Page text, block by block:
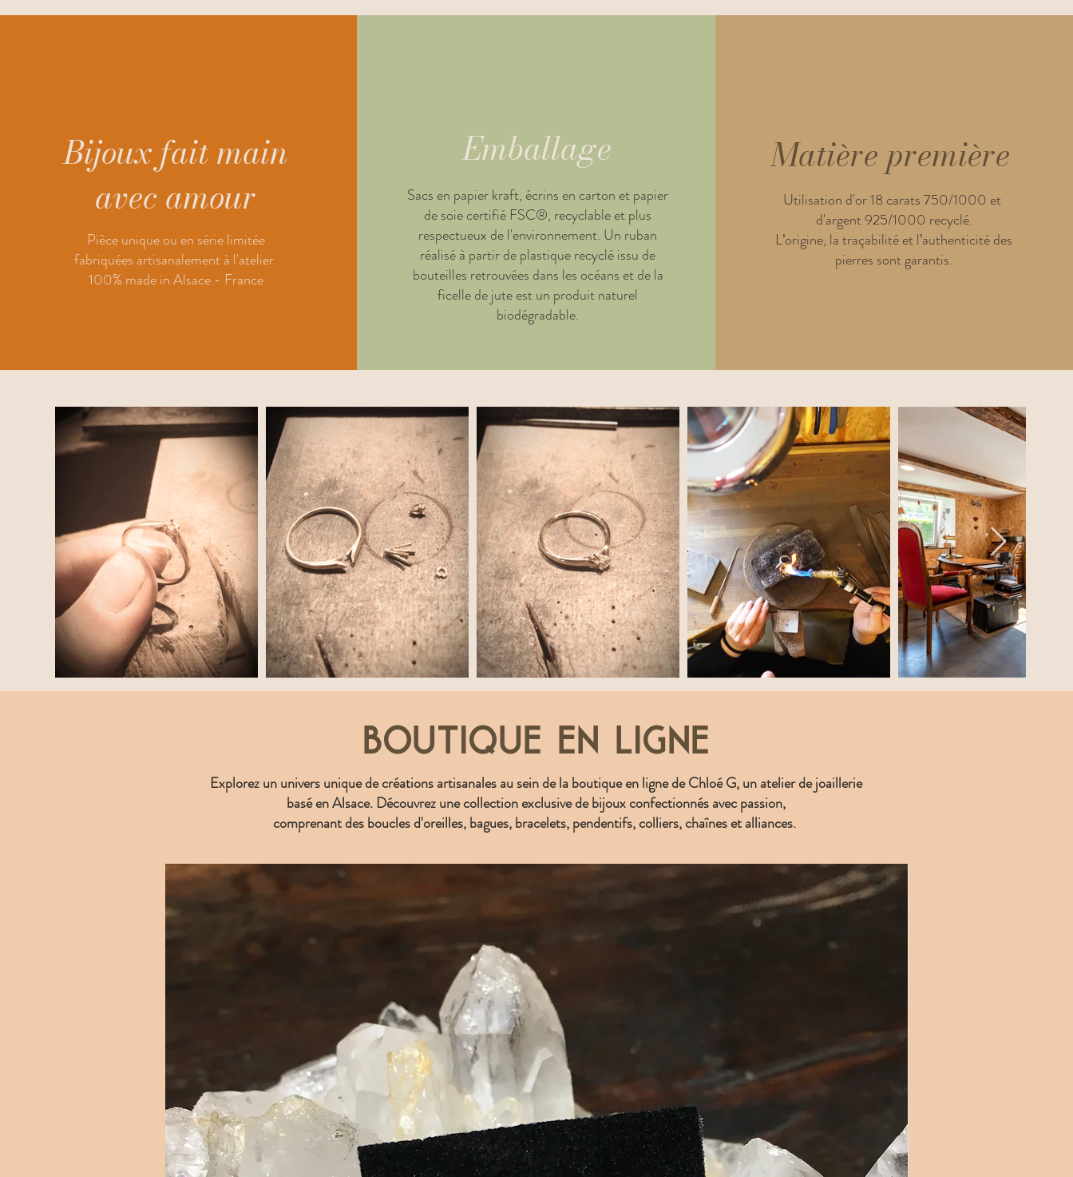
Bijoux fait main
avec amour
Pièce unique ou en série limitée
fabriquées artisanalement à l'atelier.
100% made in Alsace - France
Emballage
Sacs en papier kraft, écrins en carton et papier
de soie certifié FSC®, recyclable et plus
respectueux de l'environnement. Un ruban
réalisé à partir de plastique recyclé issu de
bouteilles retrouvées dans les océans et de la
ficelle de jute est un produit naturel
biodégradable.
Matière première
Utilisation d'or 18 carats 750/1000 et
d'argent 925/1000 recyclé.
L’origine, la traçabilité et l’authenticité des
pierres sont garantis.
Boutique en ligne
Explorez un univers unique de créations artisanales au sein de la boutique en ligne de Chloé G, un atelier de joaillerie
basé en Alsace. Découvrez une collection exclusive de bijoux confectionnés avec passion,
comprenant des boucles d'oreilles, bagues, bracelets, pendentifs, colliers, chaînes et alliances.